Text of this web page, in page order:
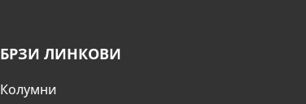
БРЗИ ЛИНКОВИ
Колумни